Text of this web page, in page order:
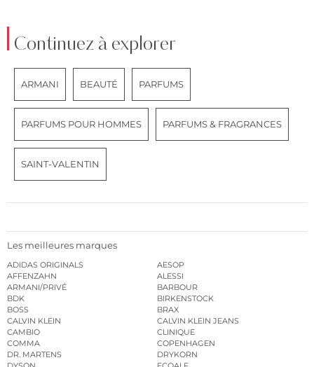
Continuez à explorer
ARMANI BEAUTÉ PARFUMS
PARFUMS POUR HOMMES PARFUMS & FRAGRANCES
SAINT-VALENTIN
Les meilleures marques
ADIDAS ORIGINALS
AESOP
AFFENZAHN
ALESSI
ARMANI/PRIVÉ
BARBOUR
BDK
BIRKENSTOCK
BOSS
BRAX
CALVIN KLEIN
CALVIN KLEIN JEANS
CAMBIO
CLINIQUE
COMMA
COPENHAGEN
DR. MARTENS
DRYKORN